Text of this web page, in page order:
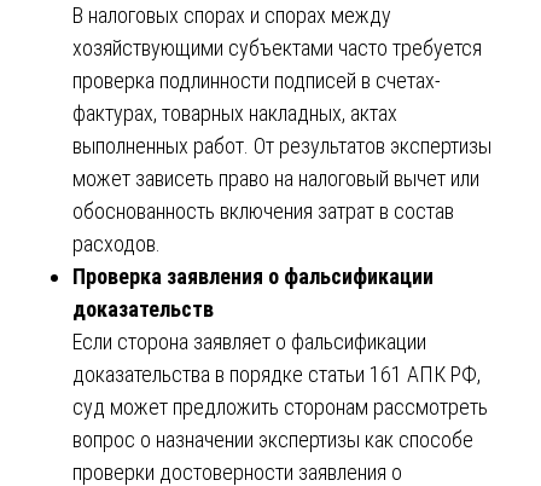
В налоговых спорах и спорах между
хозяйствующими субъектами часто требуется
проверка подлинности подписей в счетах-
фактурах, товарных накладных, актах
выполненных работ. От результатов экспертизы
может зависеть право на налоговый вычет или
обоснованность включения затрат в состав
расходов.
Проверка заявления о фальсификации
доказательств
Если сторона заявляет о фальсификации
доказательства в порядке статьи 161 АПК РФ,
суд может предложить сторонам рассмотреть
вопрос о назначении экспертизы как способе
проверки достоверности заявления о